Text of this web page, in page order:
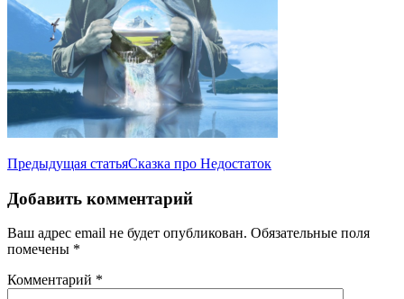
Навигация
по
записям
Предыдущая статьяСказка про Недостаток
Добавить комментарий
Ваш адрес email не будет опубликован. Обязательные поля
помечены *
Комментарий *